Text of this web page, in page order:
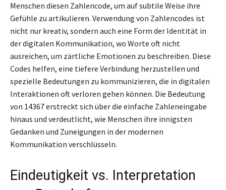
Menschen diesen Zahlencode, um auf subtile Weise ihre
Gefühle zu artikulieren. Verwendung von Zahlencodes ist
nicht nur kreativ, sondern auch eine Form der Identität in
der digitalen Kommunikation, wo Worte oft nicht
ausreichen, um zärtliche Emotionen zu beschreiben. Diese
Codes helfen, eine tiefere Verbindung herzustellen und
spezielle Bedeutungen zu kommunizieren, die in digitalen
Interaktionen oft verloren gehen können. Die Bedeutung
von 14367 erstreckt sich über die einfache Zahleneingabe
hinaus und verdeutlicht, wie Menschen ihre innigsten
Gedanken und Zuneigungen in der modernen
Kommunikation verschlüsseln.
Eindeutigkeit vs. Interpretation